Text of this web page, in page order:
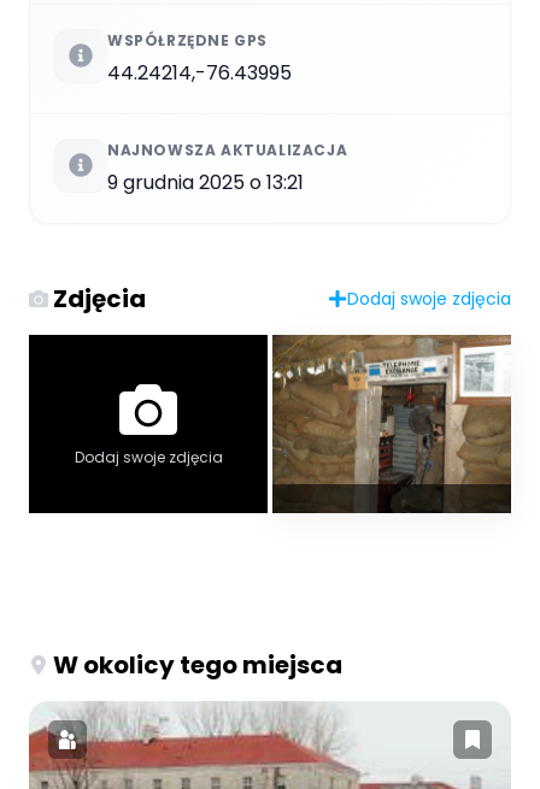
WSPÓŁRZĘDNE GPS
44.24214,-76.43995
NAJNOWSZA AKTUALIZACJA
9 grudnia 2025 o 13:21
Zdjęcia Dodaj swoje zdjęcia
Dodaj swoje zdjęcia
W okolicy tego miejsca